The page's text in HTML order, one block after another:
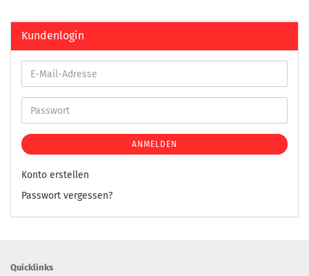
Kundenlogin
ANMELDEN
Konto erstellen
Passwort vergessen?
Quicklinks